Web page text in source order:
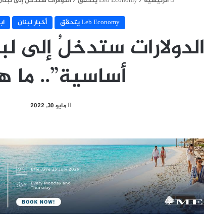
Leb Economy يتحقّق
أخبار لبنان
الدولارات ستدخلُ إلى
أساسية”.. ما
مايو 30, 2022